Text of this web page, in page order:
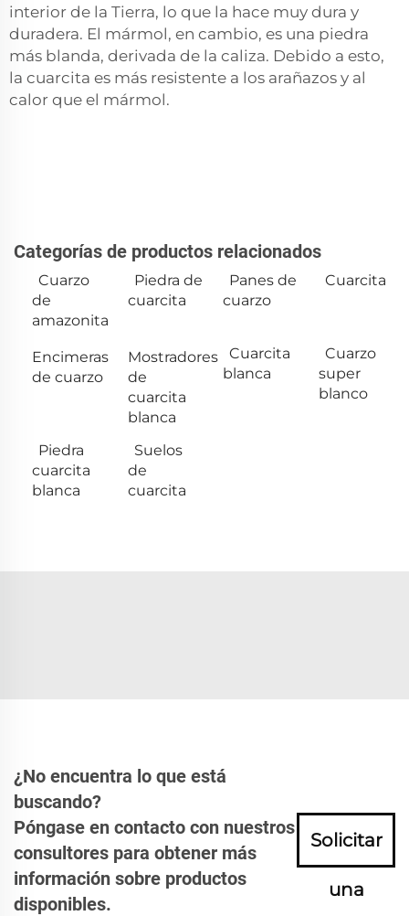
interior de la Tierra, lo que la hace muy dura y
duradera. El mármol, en cambio, es una piedra
más blanda, derivada de la caliza. Debido a esto,
la cuarcita es más resistente a los arañazos y al
calor que el mármol.
Categorías de productos relacionados
Cuarzo
de
amazonita
Piedra de
cuarcita
Panes de
cuarzo
Cuarcita
Encimeras
de cuarzo
Mostradores
de
cuarcita
blanca
Cuarcita
blanca
Cuarzo
super
blanco
Piedra
cuarcita
blanca
Suelos
de
cuarcita
¿No encuentra lo que está
buscando?
Póngase en contacto con nuestros
consultores para obtener más
información sobre productos
disponibles.
Solicitar
una